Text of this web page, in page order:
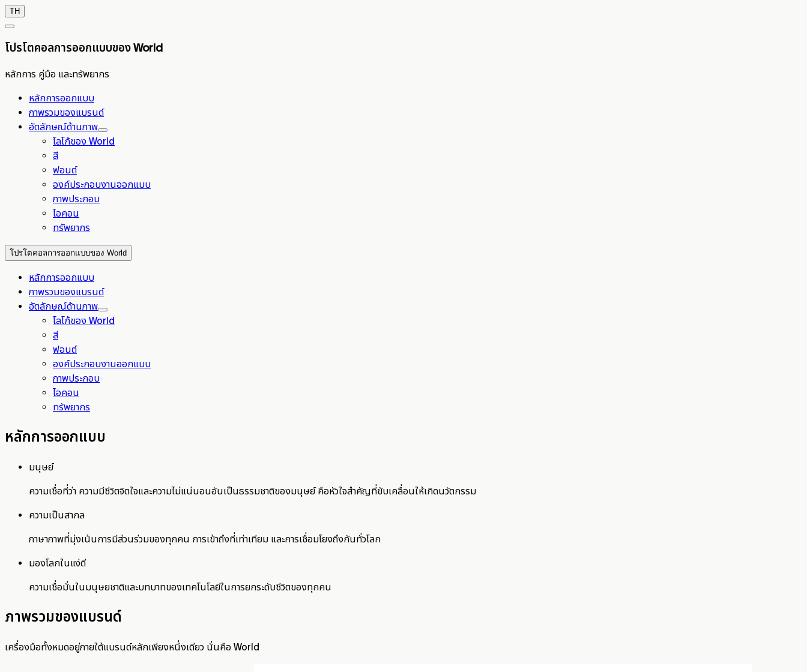
TH
โปรโตคอลการออกแบบของ World
หลักการ คู่มือ และทรัพยากร
หลักการออกแบบ
ภาพรวมของแบรนด์
อัตลักษณ์ด้านภาพ
โลโก้ของ World
สี
ฟอนต์
องค์ประกอบงานออกแบบ
ภาพประกอบ
ไอคอน
ทรัพยากร
โปรโตคอลการออกแบบของ World
หลักการออกแบบ
ภาพรวมของแบรนด์
อัตลักษณ์ด้านภาพ
โลโก้ของ World
สี
ฟอนต์
องค์ประกอบงานออกแบบ
ภาพประกอบ
ไอคอน
ทรัพยากร
หลักการออกแบบ
มนุษย์
ความเชื่อที่ว่า ความมีชีวิตจิตใจและความไม่แน่นอนอันเป็นธรรมชาติของมนุษย์ คือหัวใจสำคัญที่ขับเคลื่อนให้เกิดนวัตกรรม
ความเป็นสากล
ภาษาภาพที่มุ่งเน้นการมีส่วนร่วมของทุกคน การเข้าถึงที่เท่าเทียม และการเชื่อมโยงถึงกันทั่วโลก
มองโลกในแง่ดี
ความเชื่อมั่นในมนุษยชาติและบทบาทของเทคโนโลยีในการยกระดับชีวิตของทุกคน
ภาพรวมของแบรนด์
เครื่องมือทั้งหมดอยู่ภายใต้แบรนด์หลักเพียงหนึ่งเดียว นั่นคือ World